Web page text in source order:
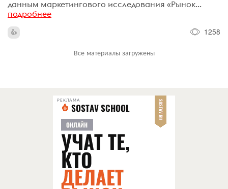
данным маркетингового исследования «Рынок...
подробнее
1258
Все материалы загружены
РЕКЛАМА